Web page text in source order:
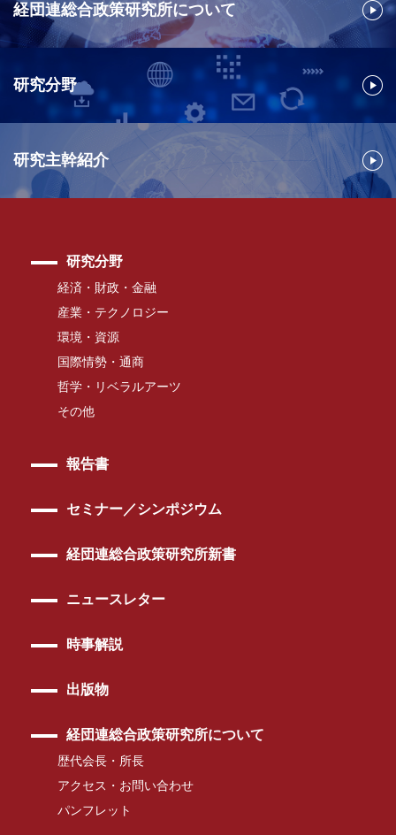
経団連総合政策研究所について
研究分野
研究主幹紹介
研究分野
経済・財政・金融
産業・テクノロジー
環境・資源
国際情勢・通商
哲学・リベラルアーツ
その他
報告書
セミナー／シンポジウム
経団連総合政策研究所新書
ニュースレター
時事解説
出版物
経団連総合政策研究所について
歴代会長・所長
アクセス・お問い合わせ
パンフレット